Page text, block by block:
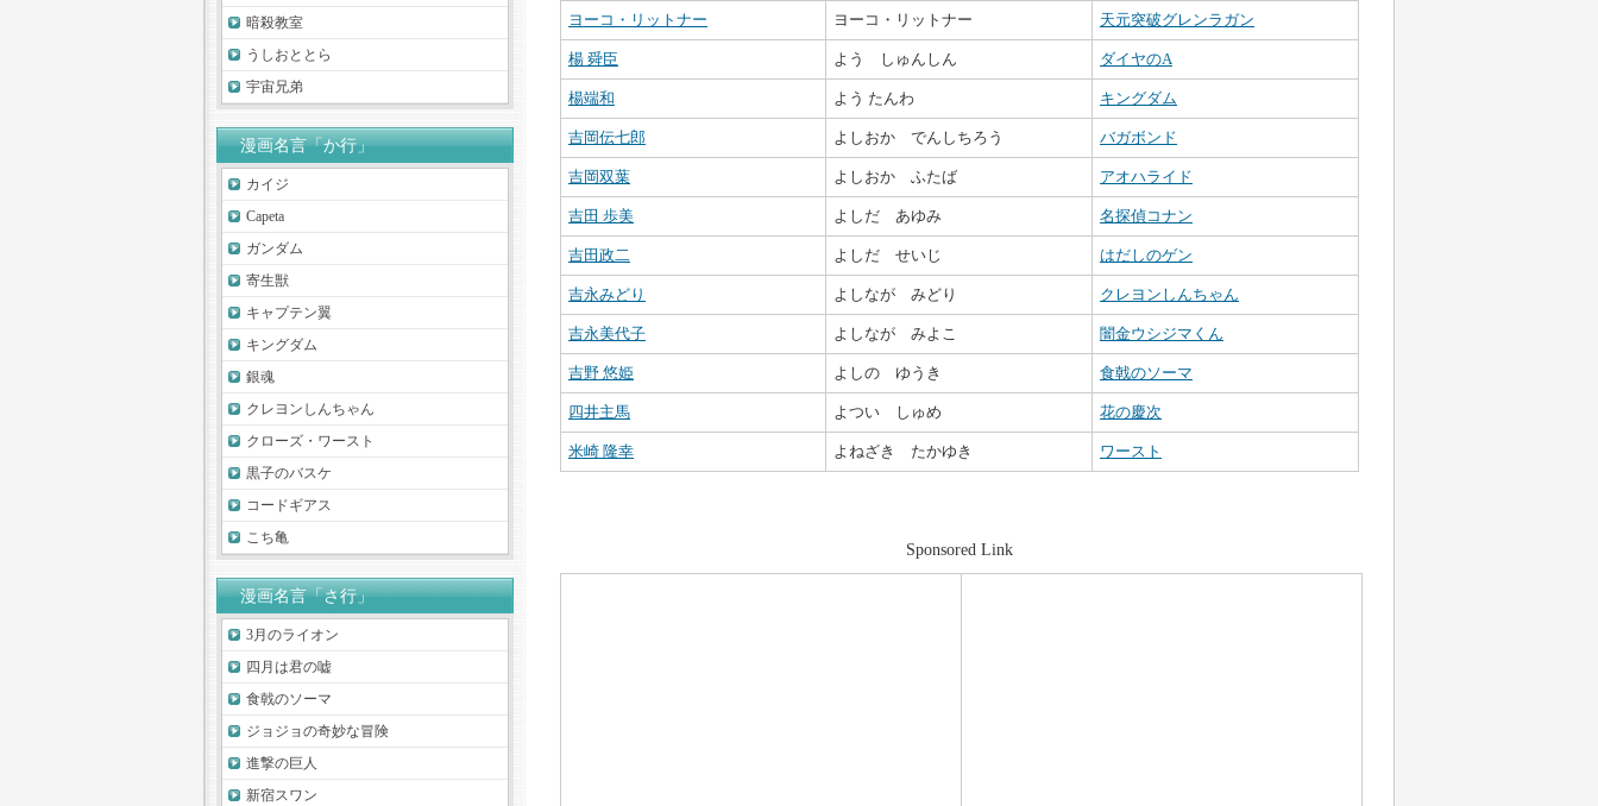
ヨーコ・リットナー ヨーコ・リットナー 天元突破グレンラガン
楊 舜臣 よう しゅんしん ダイヤのA
楊端和 よう たんわ キングダム
吉岡伝七郎 よしおか でんしちろう バガボンド
吉岡双葉 よしおか ふたば アオハライド
吉田 歩美 よしだ あゆみ 名探偵コナン
吉田政二 よしだ せいじ はだしのゲン
吉永みどり よしなが みどり クレヨンしんちゃん
吉永美代子 よしなが みよこ 闇金ウシジマくん
吉野 悠姫 よしの ゆうき 食戟のソーマ
四井主馬 よつい しゅめ 花の慶次
米崎 隆幸 よねざき たかゆき ワースト
Sponsored Link
暗殺教室
うしおととら
宇宙兄弟
漫画名言「か行」
カイジ
Capeta
ガンダム
寄生獣
キャプテン翼
キングダム
銀魂
クレヨンしんちゃん
クローズ・ワースト
黒子のバスケ
コードギアス
こち亀
漫画名言「さ行」
3月のライオン
四月は君の嘘
食戟のソーマ
ジョジョの奇妙な冒険
進撃の巨人
新宿スワン